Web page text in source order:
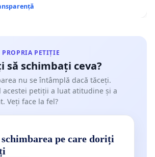
PROPRIA PETIȚIE
să schimbați ceva?
nu se întâmplă dacă tăceți.
acestei petiții a luat atitudine și a
Veți face la fel?
pe care doriți